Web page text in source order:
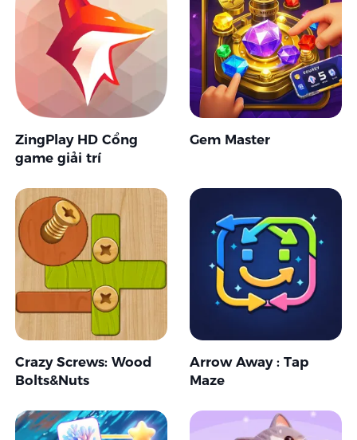
ZingPlay HD Cổng
game giải trí
Gem Master
Crazy Screws: Wood
Bolts&Nuts
Arrow Away : Tap
Maze